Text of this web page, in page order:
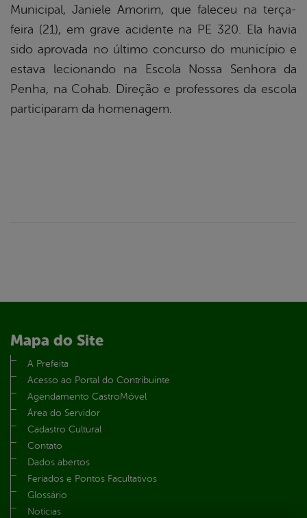
Municipal, Janiele Amorim, que faleceu na terça-
feira (21), em grave acidente na PE 320. Ela havia
sido aprovada no último concurso do município e
estava lecionando na Escola Nossa Senhora da
Penha, na Cohab. Direção e professores da escola
participaram da homenagem.
Mapa do Site
A Prefeita
Acesso ao Portal do Contribuinte
Agendamento CastroMóvel
Área do Servidor
Cadastro Cultural
Contato
Dados abertos
Feriados e Pontos Facultativos
Glossário
Notícias